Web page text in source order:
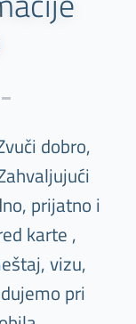
dobro,
prijatno i
karte ,
vizu,
pri